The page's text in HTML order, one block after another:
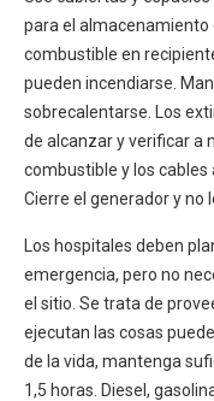
para el almacenamiento
combustible en
pueden incendiarse.
sobrecalentarse. Los
de alcanzar y verificar a
combustible y los cables
Cierre el generador y no
Los hospitales deben
emergencia, pero no
el sitio. Se trata de
ejecutan las cosas
de la vida, mantenga
1,5 horas. Diesel,